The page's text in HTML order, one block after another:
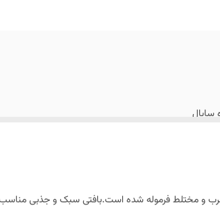
سابال
و مختلط فرموله شده است.بافتی سبک و جذبی